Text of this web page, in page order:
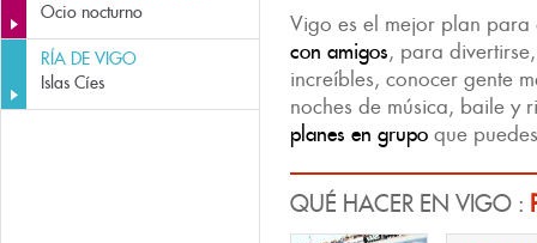
Ocio nocturno
RÍA DE VIGO
Islas Cíes
Vigo es el mejor plan
con amigos, para
increíbles, conocer gente
noches de música, baile y
planes en grupo que
QUÉ HACER EN VIGO :